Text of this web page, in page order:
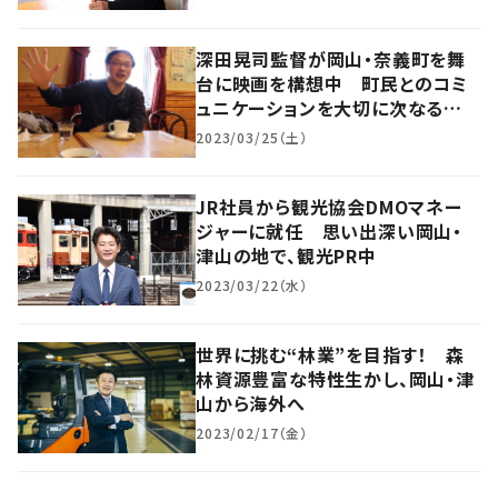
深田晃司監督が岡山・奈義町を舞
台に映画を構想中 町民とのコミ
ュニケーションを大切に次なる作
品を
2023/03/25（土）
JR社員から観光協会DMOマネー
ジャーに就任 思い出深い岡山・
津山の地で、観光PR中
2023/03/22（水）
世界に挑む“林業”を目指す！ 森
林資源豊富な特性生かし、岡山・津
山から海外へ
2023/02/17（金）